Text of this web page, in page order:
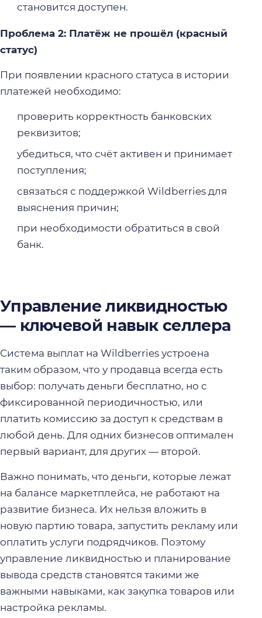
становится доступен.
Проблема 2: Платёж не прошёл (красный
статус)
При появлении красного статуса в истории
платежей необходимо:
проверить корректность банковских
реквизитов;
убедиться, что счёт активен и принимает
поступления;
связаться с поддержкой Wildberries для
выяснения причин;
при необходимости обратиться в свой
банк.
Управление ликвидностью
— ключевой навык селлера
Система выплат на Wildberries устроена
таким образом, что у продавца всегда есть
выбор: получать деньги бесплатно, но с
фиксированной периодичностью, или
платить комиссию за доступ к средствам в
любой день. Для одних бизнесов оптимален
первый вариант, для других — второй.
Важно понимать, что деньги, которые лежат
на балансе маркетплейса, не работают на
развитие бизнеса. Их нельзя вложить в
новую партию товара, запустить рекламу или
оплатить услуги подрядчиков. Поэтому
управление ликвидностью и планирование
вывода средств становятся такими же
важными навыками, как закупка товаров или
настройка рекламы.